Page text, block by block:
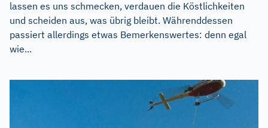
lassen es uns schmecken, verdauen die Köstlichkeiten
und scheiden aus, was übrig bleibt. Währenddessen
passiert allerdings etwas Bemerkenswertes: denn egal
wie...